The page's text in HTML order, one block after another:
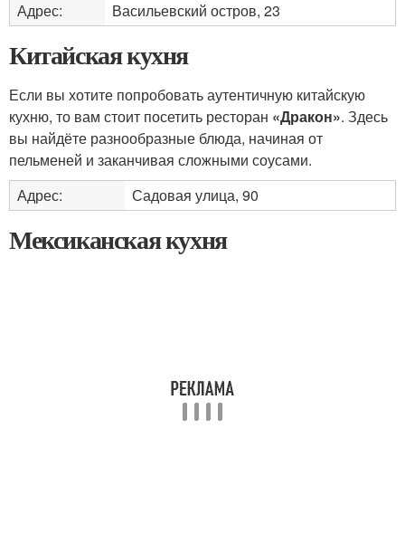
Адрес:
Васильевский остров, 23
Китайская кухня
Если вы хотите попробовать аутентичную китайскую
кухню, то вам стоит посетить ресторан «Дракон». Здесь
вы найдёте разнообразные блюда, начиная от
пельменей и заканчивая сложными соусами.
Адрес:
Садовая улица, 90
Мексиканская кухня